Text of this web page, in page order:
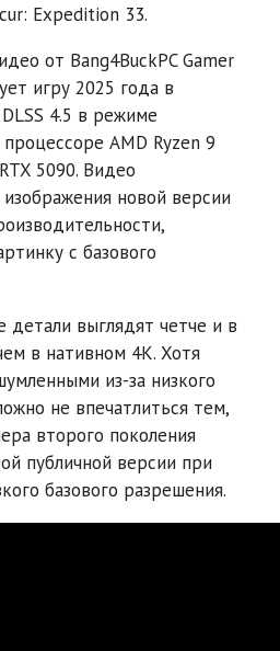
Expedition 33.
от Bang4BuckPC Gamer
игру 2025 года в
4.5 в режиме
AMD Ryzen 9
5090. Видео
новой версии
с базового
детали выглядят четче и в
в нативном 4K. Хотя
из-за низкого
не впечатлиться тем,
второго поколения
публичной версии при
базового разрешения.